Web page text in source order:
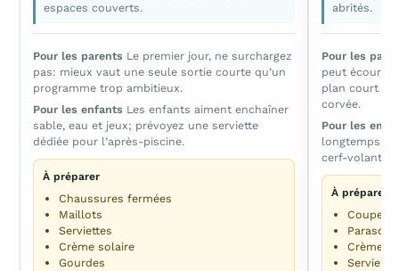
espaces couverts.
Pour les parents Le premier jour, ne surchargez
pas: mieux vaut une seule sortie courte qu’un
programme trop ambitieux.
Pour les enfants Les enfants aiment enchaîner
sable, eau et jeux; prévoyez une serviette
dédiée pour l’après-piscine.
À préparer
Chaussures fermées
Maillots
Serviettes
Crème solaire
Gourdes
abrités.
Pour les
peut
plan court
corvée.
Pour les
longtemps
cerf-volant
À préparer
Coupe-
Crème